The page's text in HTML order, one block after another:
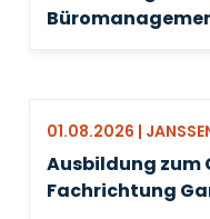
01.08.2026 |
Ausbildung
Fachrichtung